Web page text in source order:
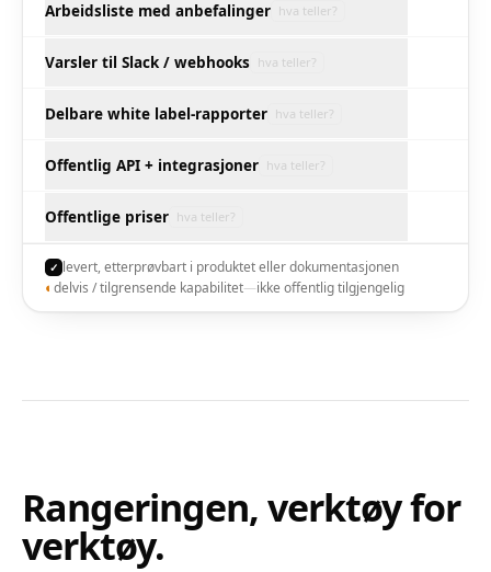
Arbeidsliste med anbefalinger hva teller?
Varsler til Slack / webhooks hva teller?
Delbare white label-rapporter hva teller?
Offentlig API + integrasjoner hva teller?
Offentlige priser hva teller?
✓ levert, etterprøvbart i produktet eller dokumentasjonen
◐ delvis / tilgrensende kapabilitet—ikke offentlig tilgjengelig
Rangeringen, verktøy for
verktøy.